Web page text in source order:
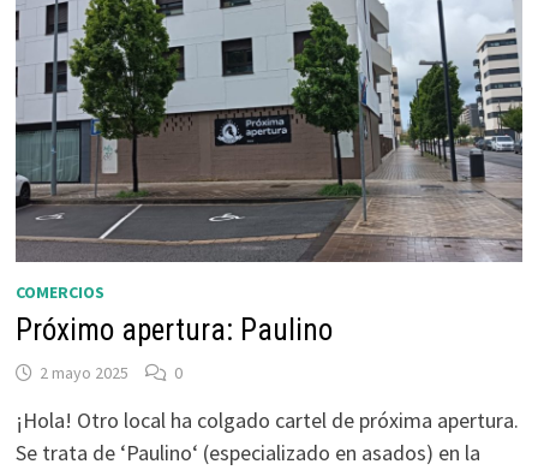
COMERCIOS
Próximo apertura: Paulino
2 mayo 2025 0
¡Hola! Otro local ha colgado cartel de próxima apertura.
Se trata de ‘Paulino‘ (especializado en asados) en la